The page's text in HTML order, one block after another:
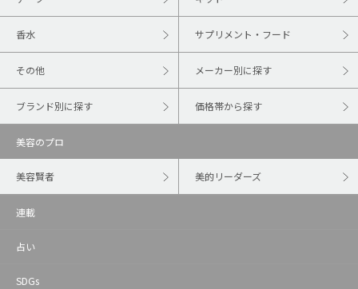
香水 サプリメント・フード
その他 メーカー別に探す
ブランド別に探す 価格帯から探す
美容のプロ
美容賢者 美的リーダーズ
連載
占い
SDGs